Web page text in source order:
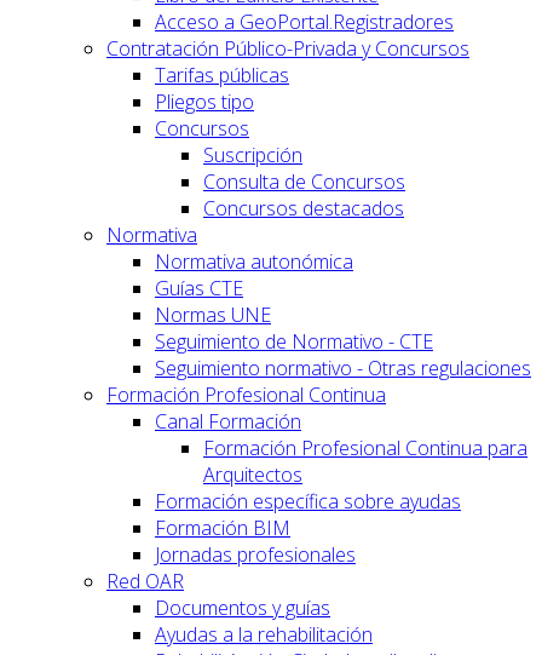
Acceso a GeoPortal.Registradores
Contratación Público-Privada y Concursos
Tarifas públicas
Pliegos tipo
Concursos
Suscripción
Consulta de Concursos
Concursos destacados
Normativa
Normativa autonómica
Guías CTE
Normas UNE
Seguimiento de Normativo - CTE
Seguimiento normativo - Otras regulaciones
Formación Profesional Continua
Canal Formación
Formación Profesional Continua para
Arquitectos
Formación específica sobre ayudas
Formación BIM
Jornadas profesionales
Red OAR
Documentos y guías
Ayudas a la rehabilitación